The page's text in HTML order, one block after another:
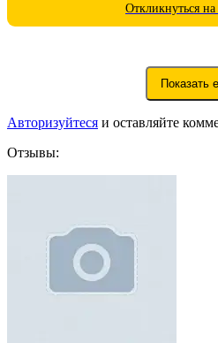
Откликнуться
Показать
Авторизуйтеся и оставляйте
Отзывы: